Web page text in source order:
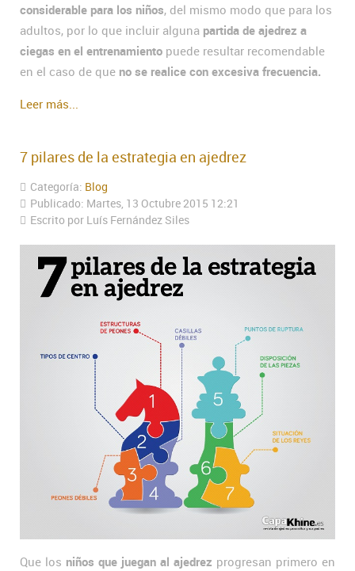
considerable para los niños, del mismo modo que para los
adultos, por lo que incluir alguna partida de ajedrez a
ciegas en el entrenamiento puede resultar recomendable
en el caso de que no se realice con excesiva frecuencia.
Leer más...
7 pilares de la estrategia en ajedrez
Categoría: Blog
Publicado: Martes, 13 Octubre 2015 12:21
Escrito por Luís Fernández Siles
Que los niños que juegan al ajedrez progresan primero en